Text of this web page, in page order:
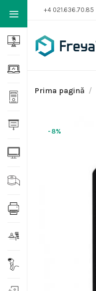
+4 021.636.70.85
Prima pagină
-8%